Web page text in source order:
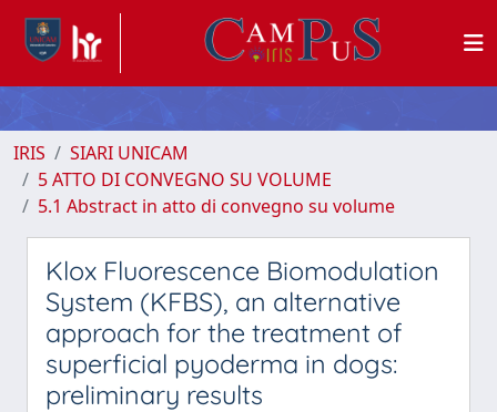
IRIS
SIARI UNICAM
5 ATTO DI CONVEGNO SU VOLUME
5.1 Abstract in atto di convegno su volume
Klox Fluorescence Biomodulation
System (KFBS), an alternative
approach for the treatment of
superficial pyoderma in dogs:
preliminary results